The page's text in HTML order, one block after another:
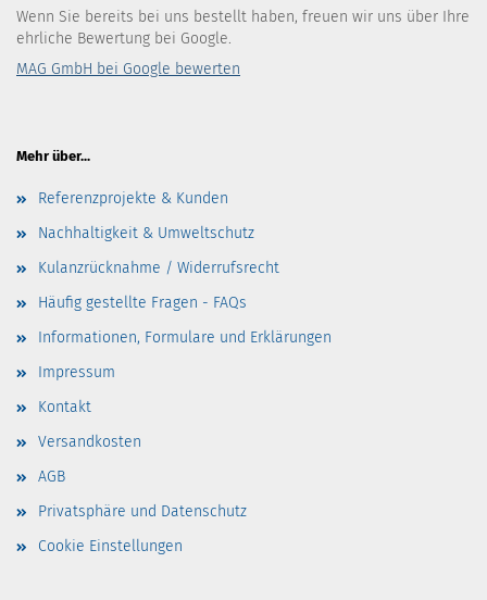
Wenn Sie bereits bei uns bestellt haben, freuen wir uns über Ihre
ehrliche Bewertung bei Google.
MAG GmbH bei Google bewerten
Mehr über...
Referenzprojekte & Kunden
Nachhaltigkeit & Umweltschutz
Kulanzrücknahme / Widerrufsrecht
Häufig gestellte Fragen - FAQs
Informationen, Formulare und Erklärungen
Impressum
Kontakt
Versandkosten
AGB
Privatsphäre und Datenschutz
Cookie Einstellungen